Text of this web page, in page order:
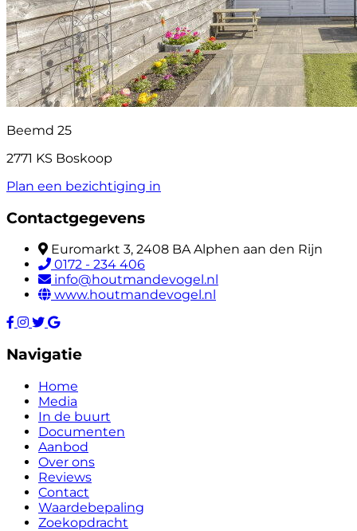
Beemd 25
2771 KS Boskoop
Plan een bezichtiging in
Contactgegevens
Euromarkt 3, 2408 BA Alphen aan den Rijn
0172 - 234 406
info@houtmandevogel.nl
www.houtmandevogel.nl
Navigatie
Home
Media
In de buurt
Documenten
Aanbod
Over ons
Reviews
Contact
Waardebepaling
Zoekopdracht